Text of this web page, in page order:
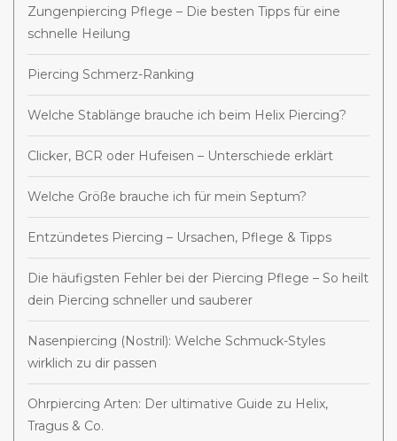
Zungenpiercing Pflege – Die besten Tipps für eine
schnelle Heilung
Piercing Schmerz-Ranking
Welche Stablänge brauche ich beim Helix Piercing?
Clicker, BCR oder Hufeisen – Unterschiede erklärt
Welche Größe brauche ich für mein Septum?
Entzündetes Piercing – Ursachen, Pflege & Tipps
Die häufigsten Fehler bei der Piercing Pflege – So heilt
dein Piercing schneller und sauberer
Nasenpiercing (Nostril): Welche Schmuck-Styles
wirklich zu dir passen
Ohrpiercing Arten: Der ultimative Guide zu Helix,
Tragus & Co.